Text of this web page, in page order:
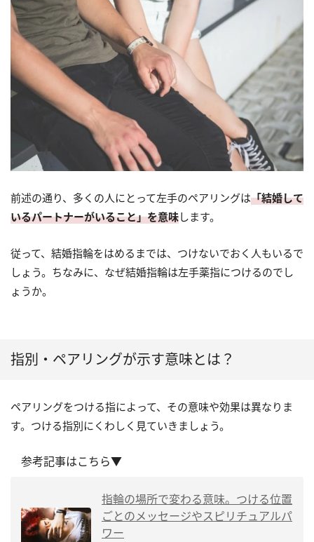
前述の通り、多くの人にとって左手のペアリングは「結婚して
いるパートナーがいること」を意味します。
従って、結婚指輪をはめるまでは、つけないでおく人もいるで
しょう。ちなみに、なぜ結婚指輪は左手薬指につけるのでし
ょうか。
指別・ペアリングが示す意味とは？
ペアリングをつける指によって、その意味や効果は異なりま
す。つける指別にくわしく見ていきましょう。
参考記事はこちら▼
指輪の場所で変わる意味。つける位置
ごとのメッセージやスピリチュアルパ
ワー